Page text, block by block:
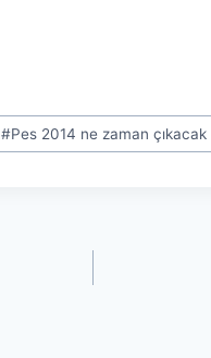
#Pes 2014 ne zaman çıkacak